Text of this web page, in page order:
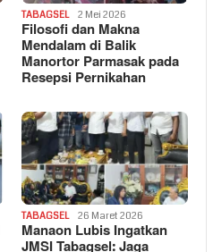
TABAGSEL 2 Mei 2026
Filosofi dan Makna
Mendalam di Balik
Manortor Parmasak pada
Resepsi Pernikahan
TABAGSEL 26 Maret 2026
Manaon Lubis Ingatkan